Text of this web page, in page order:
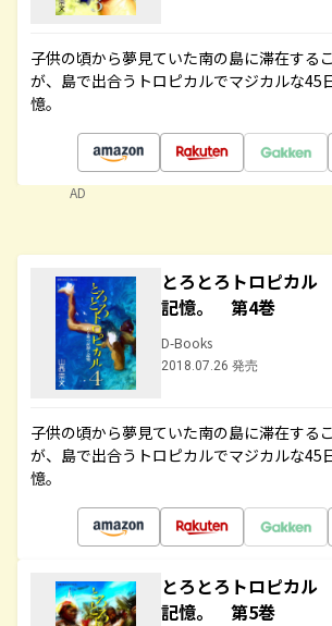
子供の頃から夢見ていた南の島に滞在する
が、島で出合うトロピカルでマジカルな45
憶。
AD
とろとろトロピカル
記憶。 第4巻
D-Books
2018.07.26 発売
子供の頃から夢見ていた南の島に滞在する
が、島で出合うトロピカルでマジカルな45
憶。
とろとろトロピカル
記憶。 第5巻